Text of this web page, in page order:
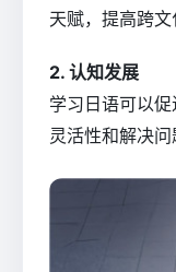
天赋，提高跨文
2. 认知发展
学习日语可以
灵活性和解决问